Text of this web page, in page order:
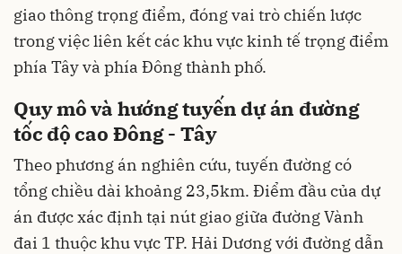
giao thông trọng điểm, đóng vai trò chiến lược
trong việc liên kết các khu vực kinh tế trọng điểm
phía Tây và phía Đông thành phố.
Quy mô và hướng tuyến dự án đường
tốc độ cao Đông - Tây
Theo phương án nghiên cứu, tuyến đường có
tổng chiều dài khoảng 23,5km. Điểm đầu của dự
án được xác định tại nút giao giữa đường Vành
đai 1 thuộc khu vực TP. Hải Dương với đường dẫn